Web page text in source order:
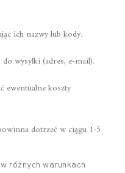
ich nazwy lub kody.
wysyłki (adres, e-mail).
ewentualne koszty
dotrzeć w ciągu 1-5
różnych warunkach